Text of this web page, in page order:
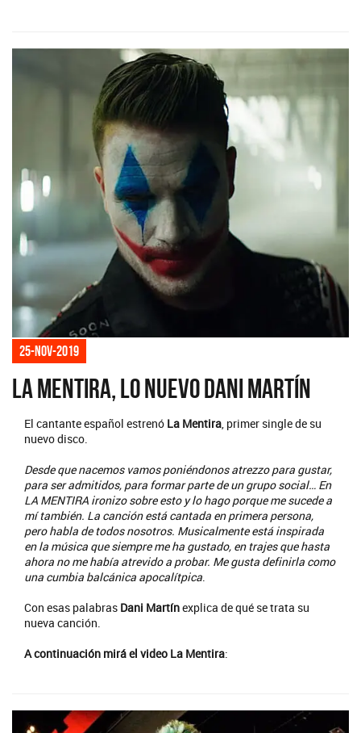
25-nov-2019
La Mentira, lo nuevo Dani Martín
El cantante español estrenó La Mentira, primer single de su
nuevo disco.
Desde que nacemos vamos poniéndonos atrezzo para gustar,
para ser admitidos, para formar parte de un grupo social… En
LA MENTIRA ironizo sobre esto y lo hago porque me sucede a
mí también. La canción está cantada en primera persona,
pero habla de todos nosotros. Musicalmente está inspirada
en la música que siempre me ha gustado, en trajes que hasta
ahora no me había atrevido a probar. Me gusta definirla como
una cumbia balcánica apocalítpica.
Con esas palabras Dani Martínexplica de qué se trata su
nueva canción.
A continuación mirá el video La Mentira: